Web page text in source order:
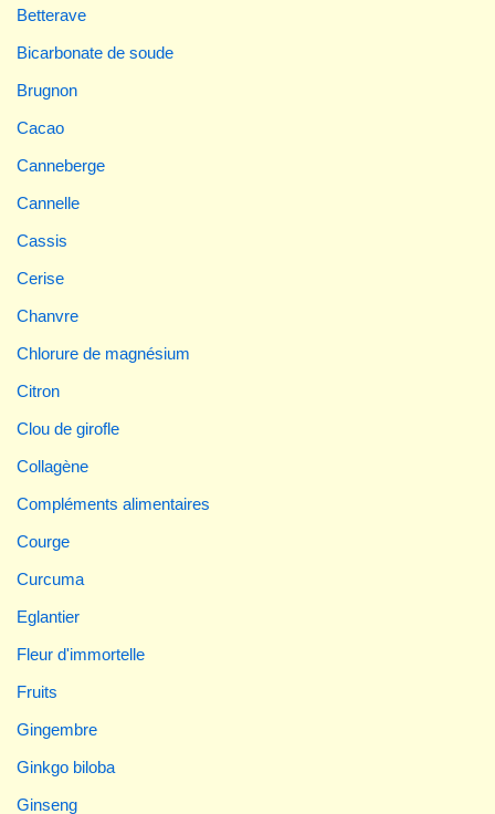
Betterave
Bicarbonate de soude
Brugnon
Cacao
Canneberge
Cannelle
Cassis
Cerise
Chanvre
Chlorure de magnésium
Citron
Clou de girofle
Collagène
Compléments alimentaires
Courge
Curcuma
Eglantier
Fleur d'immortelle
Fruits
Gingembre
Ginkgo biloba
Ginseng